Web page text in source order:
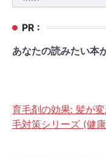
索:
PR :
あなたの読みたい本
育毛剤の効果: 髪が
毛対策シリーズ (健